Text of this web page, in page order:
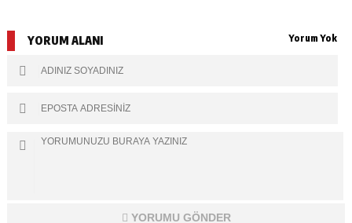
YORUM ALANI Yorum Yok
YORUMU GÖNDER